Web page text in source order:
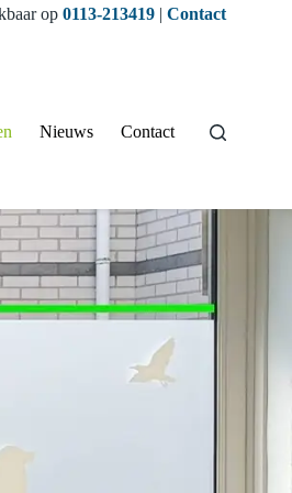
op 0113-213419 | Contact
Nieuws Contact